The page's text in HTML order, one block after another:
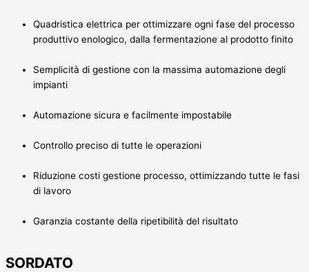
Quadristica elettrica per ottimizzare ogni fase del processo
produttivo enologico, dalla fermentazione al prodotto finito
Semplicità di gestione con la massima automazione degli
impianti
Automazione sicura e facilmente impostabile
Controllo preciso di tutte le operazioni
Riduzione costi gestione processo, ottimizzando tutte le fasi
di lavoro
Garanzia costante della ripetibilità del risultato
SORDATO